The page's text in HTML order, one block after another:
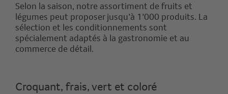
Selon la saison, notre assortiment de fruits et
légumes peut proposer jusqu’à 1’000 produits. La
sélection et les conditionnements sont
spécialement adaptés à la gastronomie et au
commerce de détail.
Croquant, frais, vert et coloré